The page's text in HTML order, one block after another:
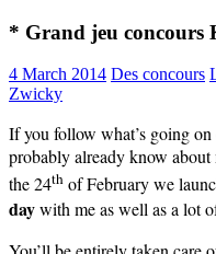
* Grand jeu concours
4 March 2014 Des concours
Zwicky
If you follow what’s going on
probably already know
the 24th of February we
daywith me as well as a lot